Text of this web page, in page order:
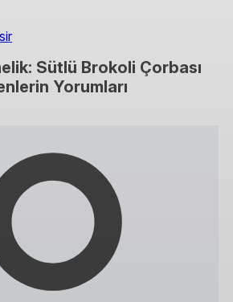
Sütlü Brokoli Çorbası
Yorumları